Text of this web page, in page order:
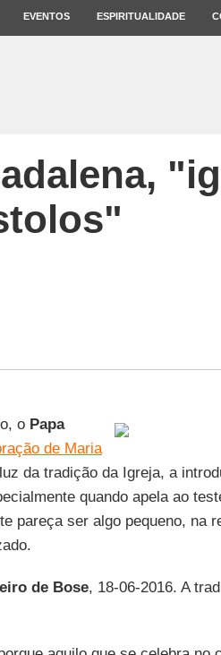
EVENTOS ESPIRITUALIDADE
o Papa
de Maria
da tradição da Igreja, a
quando apela ao
pareça ser algo pequeno, na
de Bose, 18-06-2016. A